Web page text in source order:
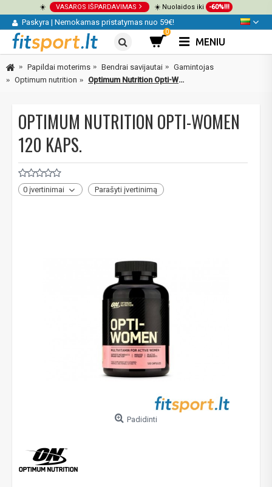
☀️ VASAROS IŠPARDAVIMAS ☀️ Nuolaidos iki -60%!!!
Paskyra | Nemokamas pristatymas nuo 59€!
0
MENIU
Papildai moterims Bendrai savijautai
Gamintojas
Optimum nutrition
Optimum Nutrition Opti-Women 120 kaps.
OPTIMUM NUTRITION OPTI-WOMEN
120 KAPS.
0 įvertinimai Parašyti įvertinimą
Padidinti